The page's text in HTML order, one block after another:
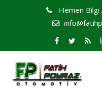
Hemen Bilgi